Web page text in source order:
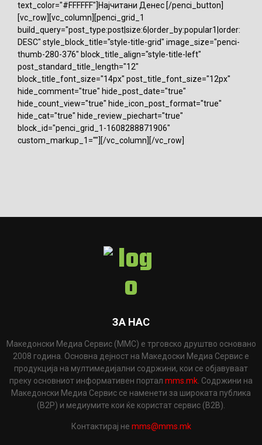
text_color="#FFFFFF"]Најчитани Денес [/penci_button]
[vc_row][vc_column][penci_grid_1
build_query="post_type:post|size:6|order_by:popular1|order:
DESC" style_block_title="style-title-grid" image_size="penci-
thumb-280-376" block_title_align="style-title-left"
post_standard_title_length="12"
block_title_font_size="14px" post_title_font_size="12px"
hide_comment="true" hide_post_date="true"
hide_count_view="true" hide_icon_post_format="true"
hide_cat="true" hide_review_piechart="true"
block_id="penci_grid_1-1608288871906"
custom_markup_1=""][/vc_column][/vc_row]
ЗА НАС
Македонски Медиа Сервис (ММС) е трговско друштво основано
2008 година. Основна дејност на Македоски Медиа Сервис е
продукција на мултимедијални содржини, кои се објавуваат
преку основниот информативен портал mms.mk. Содржини на
Македонски Медиа Сервис се наменети за широката публика
(B2P) и медиумите кои ќе користат сервис (B2B).
Контактирај не mms@mms.mk